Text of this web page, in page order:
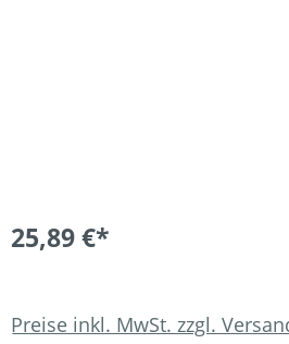
25,89 €*
Preise inkl. MwSt. zzgl.